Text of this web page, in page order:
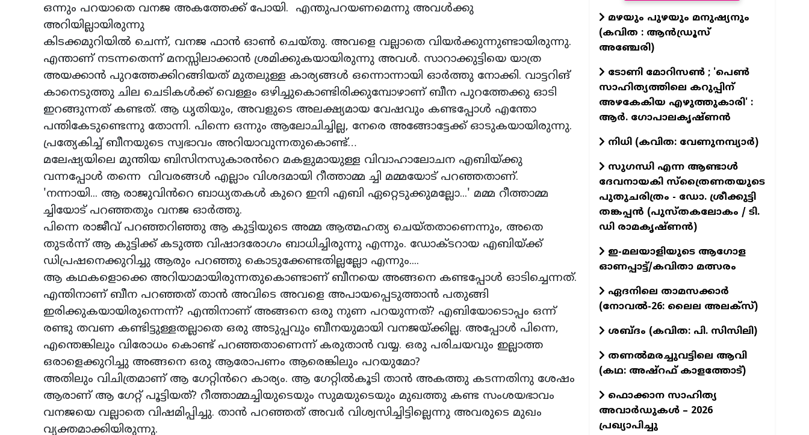
ഒന്നും പറയാതെ വനജ അകത്തേക്ക് പോയി. എന്തുപറയണമെന്നു അവൾക്കു
അറിയില്ലായിരുന്നു
കിടക്കമുറിയിൽ ചെന്ന്, വനജ ഫാൻ ഓൺ ചെയ്തു. അവളെ വല്ലാതെ വിയർക്കുന്നുണ്ടായിരുന്നു.
എന്താണ് നടന്നതെന്ന് മനസ്സിലാക്കാൻ ശ്രമിക്കുകയായിരുന്നു അവൾ. സാറാക്കുട്ടിയെ യാത്ര
അയക്കാൻ പുറത്തേക്കിറങ്ങിയത് മുതലുള്ള കാര്യങ്ങൾ ഒന്നൊന്നായി ഓർത്തു നോക്കി. വാട്ടറിങ്
കാനെടുത്തു ചില ചെടികൾക്ക് വെള്ളം ഒഴിച്ചുകൊണ്ടിരിക്കുമ്പോഴാണ് ബീന പുറത്തേക്കു ഓടി
ഇറങ്ങുന്നത് കണ്ടത്. ആ ധൃതിയും, അവളുടെ അലക്ഷ്യമായ വേഷവും കണ്ടപ്പോൾ എന്തോ
പന്തികേടുണ്ടെന്നു തോന്നി. പിന്നെ ഒന്നും ആലോചിച്ചില്ല, നേരെ അങ്ങോട്ടേക്ക് ഓടുകയായിരുന്നു.
പ്രത്യേകിച്ച് ബീനയുടെ സ്വഭാവം അറിയാവുന്നതുകൊണ്ട്…
മലേഷ്യയിലെ മുന്തിയ ബിസിനസുകാരൻറെ മകളുമായുള്ള വിവാഹാലോചന എബിയ്ക്കു
വന്നപ്പോൾ തന്നെ വിവരങ്ങൾ എല്ലാം വിശദമായി റീത്താമ്മ ച്ചി മമ്മയോട് പറഞ്ഞതാണ്.
'നന്നായി... ആ രാജുവിൻറെ ബാധ്യതകൾ കുറെ ഇനി എബി ഏറ്റെടുക്കുമല്ലോ...' മമ്മ റീത്താമ്മ
ച്ചിയോട് പറഞ്ഞതും വനജ ഓർത്തു.
പിന്നെ രാജീവ് പറഞ്ഞറിഞ്ഞു ആ കുട്ടിയുടെ അമ്മ ആത്മഹത്യ ചെയ്തതാണെന്നും, അതെ
തുടർന്ന് ആ കുട്ടിക്ക് കടുത്ത വിഷാദരോഗം ബാധിച്ചിരുന്നു എന്നും. ഡോക്ടറായ എബിയ്ക്ക്
ഡിപ്രഷനെക്കുറിച്ചു ആരും പറഞ്ഞു കൊടുക്കേണ്ടതില്ലല്ലോ എന്നും....
ആ കഥകളൊക്കെ അറിയാമായിരുന്നതുകൊണ്ടാണ് ബീനയെ അങ്ങനെ കണ്ടപ്പോൾ ഓടിച്ചെന്നത്.
എന്തിനാണ് ബീന പറഞ്ഞത് താൻ അവിടെ അവളെ അപായപ്പെടുത്താൻ പതുങ്ങി
ഇരിക്കുകയായിരുന്നെന്ന്? എന്തിനാണ് അങ്ങനെ ഒരു നുണ പറയുന്നത്? എബിയോടൊപ്പം ഒന്ന്
രണ്ടു തവണ കണ്ടിട്ടുള്ളതല്ലാതെ ഒരു അടുപ്പവും ബീനയുമായി വനജയ്ക്കില്ല. അപ്പോൾ പിന്നെ,
എന്തെങ്കിലും വിരോധം കൊണ്ട് പറഞ്ഞതാണെന്ന് കരുതാൻ വയ്യ. ഒരു പരിചയവും ഇല്ലാത്ത
ഒരാളെക്കുറിച്ചു അങ്ങനെ ഒരു ആരോപണം ആരെങ്കിലും പറയുമോ?
അതിലും വിചിത്രമാണ് ആ ഗേറ്റിൻറെ കാര്യം. ആ ഗേറ്റിൽകൂടി താൻ അകത്തു കടന്നതിനു ശേഷം
ആരാണ് ആ ഗേറ്റ് പൂട്ടിയത്? റീത്താമ്മച്ചിയുടെയും സുമയുടെയും മുഖത്തു കണ്ട സംശയഭാവം
വനജയെ വല്ലാതെ വിഷമിപ്പിച്ചു. താൻ പറഞ്ഞത് അവർ വിശ്വസിച്ചിട്ടില്ലെന്നു അവരുടെ മുഖം
വ്യക്തമാക്കിയിരുന്നു.
മഴയും പുഴയും മനുഷ്യനും
(കവിത : ആൻഡ്രൂസ്
അഞ്ചേരി)
ടോണി മോറിസൺ ; 'പെൺ
സാഹിത്യത്തിലെ കറുപ്പിന്
അഴകേകിയ എഴുത്തുകാരി' :
ആർ. ഗോപാലകൃഷ്ണൻ
നിധി (കവിത: വേണുനമ്പ്യാർ)
സുഗന്ധി എന്ന ആണ്ടാള്‍
ദേവനായകി സ്ത്രൈണതയുടെ
പുതുചരിത്രം - ഡോ. ശ്രീക്കുട്ടി
തങ്കപ്പന്‍ (പുസ്തകലോകം / ടി.
ഡി രാമകൃഷ്ണന്‍)
ഇ-മലയാളിയുടെ ആഗോള
ഓണപ്പാട്ട്/കവിതാ മത്സരം
ഏദനിലെ താമസക്കാർ
(നോവല്‍-26: ലൈല അലക്‌സ്)
ശബ്ദം (കവിത: പി. സിസിലി)
തണൽമരച്ചുവട്ടിലെ ആവി
(കഥ: അഷ്‌റഫ് കാളത്തോട്)
ഫൊക്കാന സാഹിത്യ
അവാർഡുകൾ – 2026
പ്രഖ്യാപിച്ചു